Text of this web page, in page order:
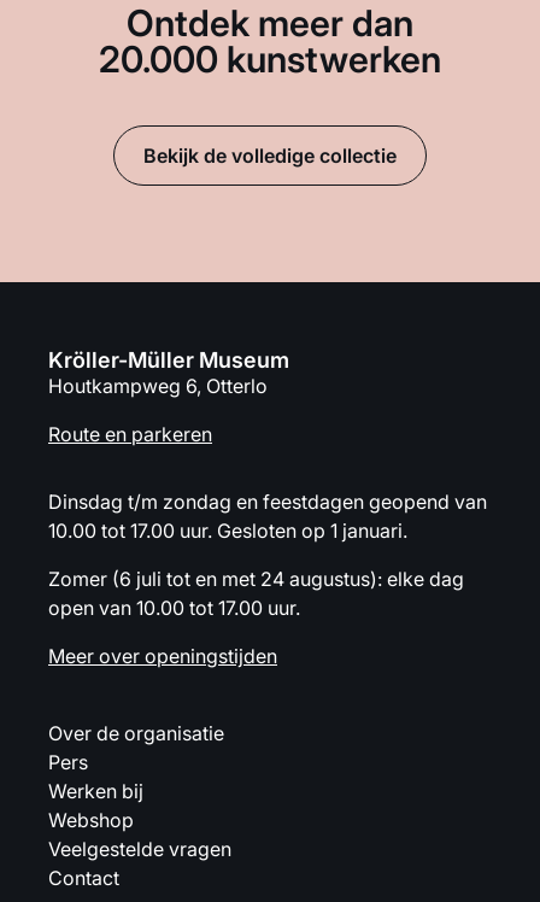
Ontdek meer dan
20.000 kunstwerken
Bekijk de volledige collectie
Kröller-Müller Museum
Houtkampweg 6, Otterlo
Route en parkeren
Dinsdag t/m zondag en feestdagen geopend van
10.00 tot 17.00 uur. Gesloten op 1 januari.
Zomer (6 juli tot en met 24 augustus): elke dag
open van 10.00 tot 17.00 uur.
Meer over openingstijden
Over de organisatie
Pers
Werken bij
Webshop
Veelgestelde vragen
Contact